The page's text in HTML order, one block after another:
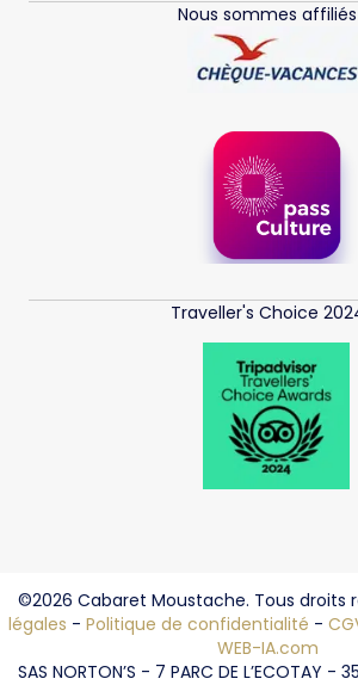
Nous sommes affiliés
Traveller's Choice
©2026 Cabaret Moustache. Tous droits
légales - Politique de confidentialité -
WEB-IA.com
SAS NORTON’S - 7 PARC DE L’ECOTAY -